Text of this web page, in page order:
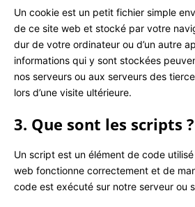
Un cookie est un petit fichier simple
de ce site web et stocké par votre
dur de votre ordinateur ou d’un autre
informations qui y sont stockées
nos serveurs ou aux serveurs des
lors d’une visite ultérieure.
3. Que sont les scripts ?
Un script est un élément de code
web fonctionne correctement et de
code est exécuté sur notre serveur ou